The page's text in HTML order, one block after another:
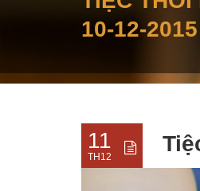
10-12-2015
11
TH12